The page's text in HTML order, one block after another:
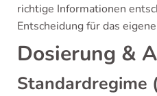
richtige Informationen
Entscheidung für das
Dosierung &
Standardregime